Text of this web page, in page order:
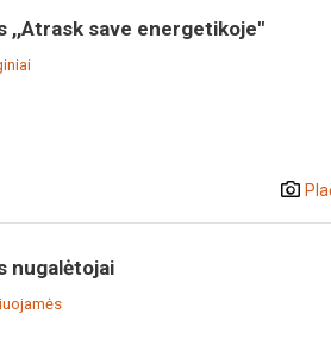
,,Atrask save energetikoje''
nugalėtojai